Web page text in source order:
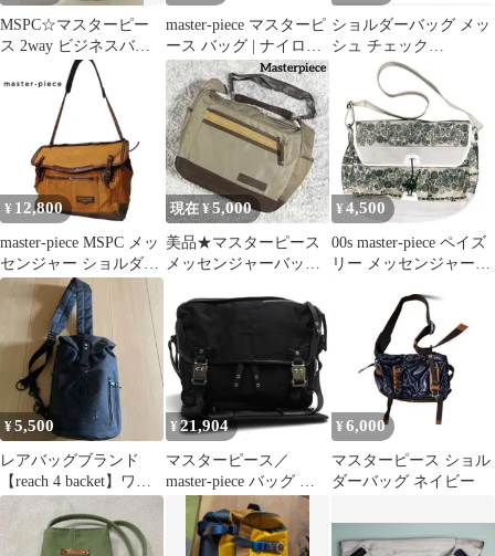
MSPC☆マスターピー
ス 2way ビジネスバッ
グ キャリーオン
master-piece マスターピ
ース バッグ | ナイロン
キャンバス ワンショル
ダーバッグ / ボディバ
ッグ | ブラウン | 日本製
ブランド カバン【メン
ズ】【中古】
ショルダーバッグ メッ
シュ チェック
MASTER PIECE 新品
¥ 12,800
master-piece MSPC メッ
センジャー ショルダー
帆布 レザー
現在 ¥5,000
美品★マスターピース
メッセンジャーバッグ
ベージュ
¥ 4,500
00s master-piece ペイズ
リー メッセンジャー
¥5,500
レアバッグブランド
【reach 4 backet】ワン
ショルダースリングバ
¥21,904
マスターピース／
master-piece バッグ シ
ョルダーバッグ 鞄 メン
ズ 男性 男性用 ポリエ
ステル ブラック 黒
¥ 6,000
マスターピース ショル
ダーバッグ ネイビー